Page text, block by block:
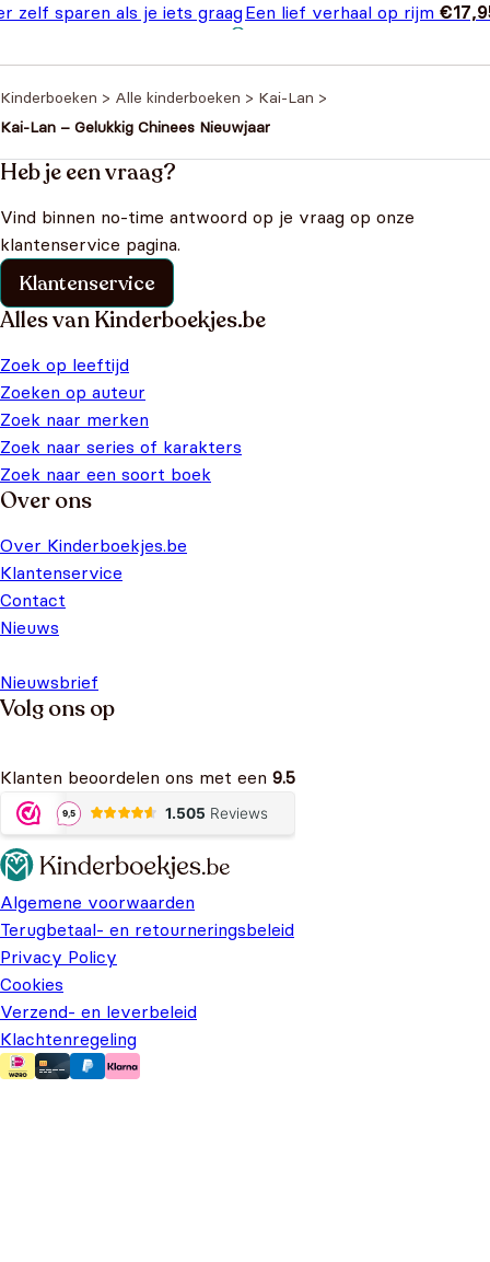
zelf sparen als je iets graag
Oorspronkelijke
€18,95.
Huidige
€9,95.
Een lief verhaal op rijm €
Kinderboeken > Alle kinderboeken > Kai-Lan >
Kai-Lan – Gelukkig Chinees Nieuwjaar
Heb je een vraag?
Vind binnen no-time antwoord op je vraag op onze
klantenservice pagina.
Klantenservice
Alles van Kinderboekjes.be
Zoek op leeftijd
Zoeken op auteur
Zoek naar merken
Zoek naar series of karakters
Zoek naar een soort boek
Over ons
Over Kinderboekjes.be
Klantenservice
Contact
Nieuws
Nieuwsbrief
Volg ons op
Klanten beoordelen ons met een 9.5
Algemene voorwaarden
Terugbetaal- en retourneringsbeleid
Privacy Policy
Cookies
Verzend- en leverbeleid
Klachtenregeling